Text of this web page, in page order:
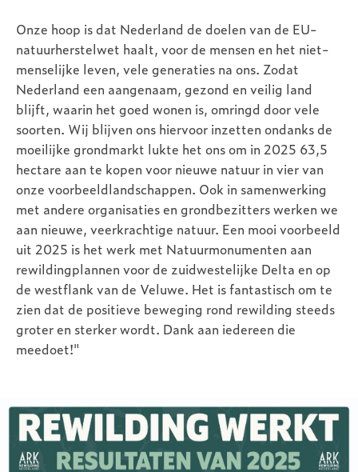
Onze hoop is dat Nederland de doelen van de EU-
natuurherstelwet haalt, voor de mensen en het niet-
menselijke leven, vele generaties na ons. Zodat
Nederland een aangenaam, gezond en veilig land
blijft, waarin het goed wonen is, omringd door vele
soorten. Wij blijven ons hiervoor inzetten ondanks de
moeilijke grondmarkt lukte het ons om in 2025 63,5
hectare aan te kopen voor nieuwe natuur in vier van
onze voorbeeldlandschappen. Ook in samenwerking
met andere organisaties en grondbezitters werken we
aan nieuwe, veerkrachtige natuur. Een mooi voorbeeld
uit 2025 is het werk met Natuurmonumenten aan
rewildingplannen voor de zuidwestelijke Delta en op
de westflank van de Veluwe. Het is fantastisch om te
zien dat de positieve beweging rond rewilding steeds
groter en sterker wordt. Dank aan iedereen die
meedoet!"
Image